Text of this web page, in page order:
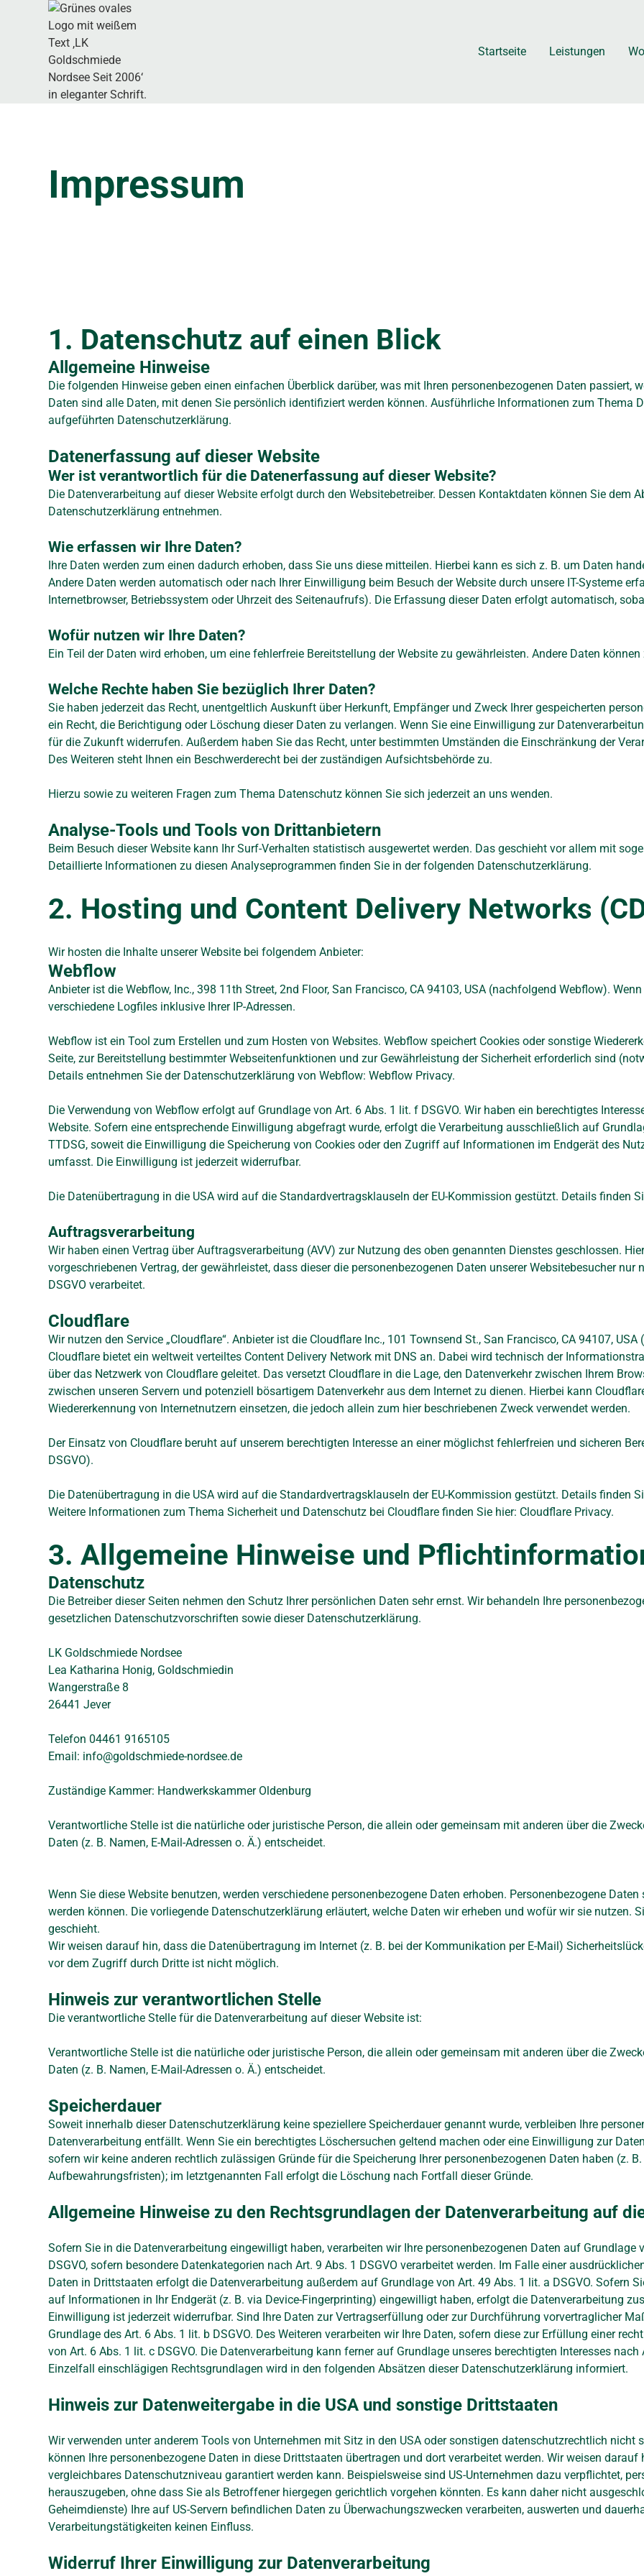
Startseite Leistungen
Impressum
1. Datenschutz auf einen Blick
Allgemeine Hinweise
Die folgenden Hinweise geben einen einfachen Überblick darüber, was mit Ihren personenbezogenen Daten passiert,
Daten sind alle Daten, mit denen Sie persönlich identifiziert werden können. Ausführliche Informationen zum Thema
aufgeführten Datenschutzerklärung.
Datenerfassung auf dieser Website
Wer ist verantwortlich für die Datenerfassung auf dieser Website?
Die Datenverarbeitung auf dieser Website erfolgt durch den Websitebetreiber. Dessen Kontaktdaten können Sie dem
Datenschutzerklärung entnehmen.
Wie erfassen wir Ihre Daten?
Ihre Daten werden zum einen dadurch erhoben, dass Sie uns diese mitteilen. Hierbei kann es sich z. B. um Daten
Andere Daten werden automatisch oder nach Ihrer Einwilligung beim Besuch der Website durch unsere IT-Systeme
Internetbrowser, Betriebssystem oder Uhrzeit des Seitenaufrufs). Die Erfassung dieser Daten erfolgt automatisch,
Wofür nutzen wir Ihre Daten?
Ein Teil der Daten wird erhoben, um eine fehlerfreie Bereitstellung der Website zu gewährleisten. Andere Daten
Welche Rechte haben Sie bezüglich Ihrer Daten?
Sie haben jederzeit das Recht, unentgeltlich Auskunft über Herkunft, Empfänger und Zweck Ihrer gespeicherten
ein Recht, die Berichtigung oder Löschung dieser Daten zu verlangen. Wenn Sie eine Einwilligung zur
für die Zukunft widerrufen. Außerdem haben Sie das Recht, unter bestimmten Umständen die Einschränkung der
Des Weiteren steht Ihnen ein Beschwerderecht bei der zuständigen Aufsichtsbehörde zu.
Hierzu sowie zu weiteren Fragen zum Thema Datenschutz können Sie sich jederzeit an uns wenden.
Analyse-Tools und Tools von Dritt­anbietern
Beim Besuch dieser Website kann Ihr Surf-Verhalten statistisch ausgewertet werden. Das geschieht vor allem mit
Detaillierte Informationen zu diesen Analyseprogrammen finden Sie in der folgenden Datenschutzerklärung.
2. Hosting und Content Delivery Networks
Wir hosten die Inhalte unserer Website bei folgendem Anbieter:
Webflow
Anbieter ist die Webflow, Inc., 398 11th Street, 2nd Floor, San Francisco, CA 94103, USA (nachfolgend Webflow).
verschiedene Logfiles inklusive Ihrer IP-Adressen.
Webflow ist ein Tool zum Erstellen und zum Hosten von Websites. Webflow speichert Cookies oder sonstige
Seite, zur Bereitstellung bestimmter Webseitenfunktionen und zur Gewährleistung der Sicherheit erforderlich sind
Details entnehmen Sie der Datenschutzerklärung von Webflow:Webflow Privacy.
Die Verwendung von Webflow erfolgt auf Grundlage von Art. 6 Abs. 1 lit. f DSGVO. Wir haben ein berechtigtes
Website. Sofern eine entsprechende Einwilligung abgefragt wurde, erfolgt die Verarbeitung ausschließlich auf
TTDSG, soweit die Einwilligung die Speicherung von Cookies oder den Zugriff auf Informationen im Endgerät des
umfasst. Die Einwilligung ist jederzeit widerrufbar.
Die Datenübertragung in die USA wird auf die Standardvertragsklauseln der EU-Kommission gestützt. Details finden
Auftragsverarbeitung
Wir haben einen Vertrag über Auftragsverarbeitung (AVV) zur Nutzung des oben genannten Dienstes geschlossen.
vorgeschriebenen Vertrag, der gewährleistet, dass dieser die personenbezogenen Daten unserer Websitebesucher
DSGVO verarbeitet.
Cloudflare
Wir nutzen den Service „Cloudflare“. Anbieter ist die Cloudflare Inc., 101 Townsend St., San Francisco, CA 94107, USA
Cloudflare bietet ein weltweit verteiltes Content Delivery Network mit DNS an. Dabei wird technisch der
über das Netzwerk von Cloudflare geleitet. Das versetzt Cloudflare in die Lage, den Datenverkehr zwischen Ihrem
zwischen unseren Servern und potenziell bösartigem Datenverkehr aus dem Internet zu dienen. Hierbei kann
Wiedererkennung von Internetnutzern einsetzen, die jedoch allein zum hier beschriebenen Zweck verwendet werden.
Der Einsatz von Cloudflare beruht auf unserem berechtigten Interesse an einer möglichst fehlerfreien und sicheren
DSGVO).
Die Datenübertragung in die USA wird auf die Standardvertragsklauseln der EU-Kommission gestützt. Details finden
Weitere Informationen zum Thema Sicherheit und Datenschutz bei Cloudflare finden Sie hier: Cloudflare Privacy.
3. Allgemeine Hinweise und
Datenschutz
Die Betreiber dieser Seiten nehmen den Schutz Ihrer persönlichen Daten sehr ernst. Wir behandeln Ihre
gesetzlichen Datenschutzvorschriften sowie dieser Datenschutzerklärung.
LK Goldschmiede Nordsee
Lea Katharina Honig, Goldschmiedin
Wangerstraße 8
26441 Jever
Telefon04461 9165105
Email: info@goldschmiede-nordsee.de
Zuständige Kammer: Handwerkskammer Oldenburg
Verantwortliche Stelle ist die natürliche oder juristische Person, die allein oder gemeinsam mit anderen über die
Daten (z. B. Namen, E-Mail-Adressen o. Ä.) entscheidet.
Wenn Sie diese Website benutzen, werden verschiedene personenbezogene Daten erhoben. Personenbezogene
werden können. Die vorliegende Datenschutzerklärung erläutert, welche Daten wir erheben und wofür wir sie nutzen.
geschieht.
Wir weisen darauf hin, dass die Datenübertragung im Internet (z. B. bei der Kommunikation per E-Mail)
vor dem Zugriff durch Dritte ist nicht möglich.
Hinweis zur verantwortlichen Stelle
Die verantwortliche Stelle für die Datenverarbeitung auf dieser Website ist:
Verantwortliche Stelle ist die natürliche oder juristische Person, die allein oder gemeinsam mit anderen über die
Daten (z. B. Namen, E-Mail-Adressen o. Ä.) entscheidet.
Speicherdauer
Soweit innerhalb dieser Datenschutzerklärung keine speziellere Speicherdauer genannt wurde, verbleiben Ihre
Datenverarbeitung entfällt. Wenn Sie ein berechtigtes Löschersuchen geltend machen oder eine Einwilligung zur
sofern wir keine anderen rechtlich zulässigen Gründe für die Speicherung Ihrer personenbezogenen Daten haben (z.
Aufbewahrungsfristen); im letztgenannten Fall erfolgt die Löschung nach Fortfall dieser Gründe.
Allgemeine Hinweise zu den Rechtsgrundlagen der Datenverarbeitung auf
Sofern Sie in die Datenverarbeitung eingewilligt haben, verarbeiten wir Ihre personenbezogenen Daten auf Grundlage
DSGVO, sofern besondere Datenkategorien nach Art. 9 Abs. 1 DSGVO verarbeitet werden. Im Falle einer
Daten in Drittstaaten erfolgt die Datenverarbeitung außerdem auf Grundlage von Art. 49 Abs. 1 lit. a DSGVO. Sofern
auf Informationen in Ihr Endgerät (z. B. via Device-Fingerprinting) eingewilligt haben, erfolgt die Datenverarbeitung
Einwilligung ist jederzeit widerrufbar. Sind Ihre Daten zur Vertragserfüllung oder zur Durchführung vorvertraglicher
Grundlage des Art. 6 Abs. 1 lit. b DSGVO. Des Weiteren verarbeiten wir Ihre Daten, sofern diese zur Erfüllung einer
von Art. 6 Abs. 1 lit. c DSGVO. Die Datenverarbeitung kann ferner auf Grundlage unseres berechtigten Interesses
Einzelfall einschlägigen Rechtsgrundlagen wird in den folgenden Absätzen dieser Datenschutzerklärung informiert.
Hinweis zur Datenweitergabe in die USA und sonstige Drittstaaten
Wir verwenden unter anderem Tools von Unternehmen mit Sitz in den USA oder sonstigen datenschutzrechtlich nicht
können Ihre personenbezogene Daten in diese Drittstaaten übertragen und dort verarbeitet werden. Wir weisen
vergleichbares Datenschutzniveau garantiert werden kann. Beispielsweise sind US-Unternehmen dazu verpflichtet,
herauszugeben, ohne dass Sie als Betroffener hiergegen gerichtlich vorgehen könnten. Es kann daher nicht
Geheimdienste) Ihre auf US-Servern befindlichen Daten zu Überwachungszwecken verarbeiten, auswerten und
Verarbeitungstätigkeiten keinen Einfluss.
Widerruf Ihrer Einwilligung zur Datenverarbeitung